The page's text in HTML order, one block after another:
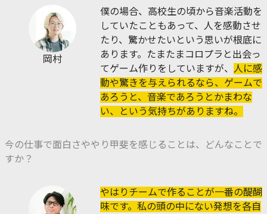
岡村
僕の場合、高校生の頃から音楽活動を
していたこともあって、人を感動させ
たり、驚かせたいという思いが根底に
あります。たまたまコロプラと出会っ
てゲーム作りをしていますが、
人に感
動や驚きを与えられるなら、ゲームで
あろうと、音楽であろうとかまわな
い、という気持ちがありますね。
今の仕事で面白さややり甲斐を感じることは、どんなことで
すか？
やはりチームで作ることが一番の醍醐
味です。私の頭の中にない発想を各自